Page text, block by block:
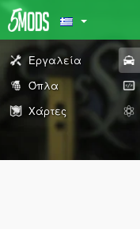
Εργαλεία
Όπλα
Χάρτες